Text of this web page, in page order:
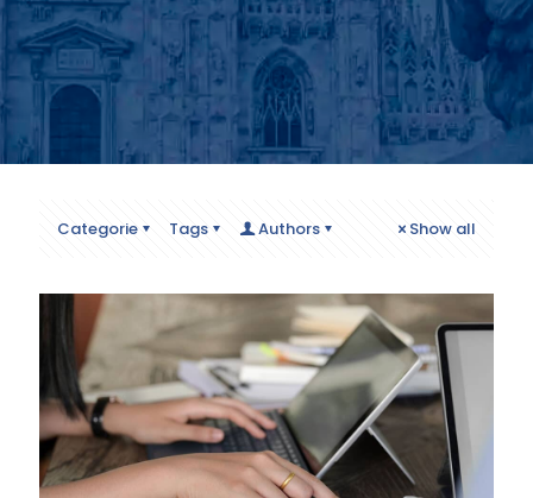
Categorie Tags Authors Show all